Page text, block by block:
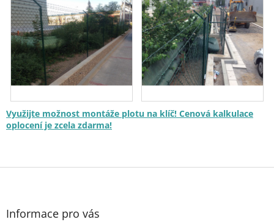
Využijte možnost montáže plotu na klíč! Cenová kalkulace
oplocení je zcela zdarma!
Z
Informace pro vás